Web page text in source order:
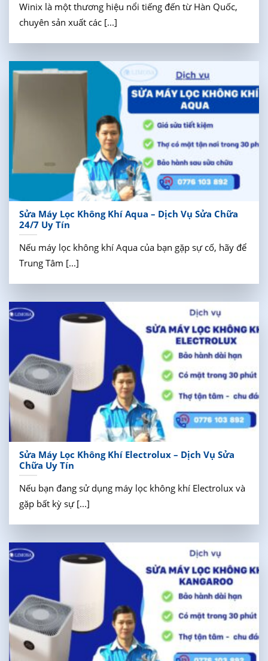
Winix là một thương hiệu nổi tiếng đến từ Hàn Quốc,
chuyên sản xuất các [...]
Sửa Máy Lọc Không Khí Aqua – Dịch Vụ Sửa Chữa
24/7 Uy Tín
Nếu máy lọc không khí Aqua của bạn gặp sự cố, hãy để
Trung Tâm [...]
Sửa Máy Lọc Không Khí Electrolux – Dịch Vụ Sửa
Chữa Uy Tín
Nếu bạn đang sử dụng máy lọc không khí Electrolux và
gặp bất kỳ sự [...]